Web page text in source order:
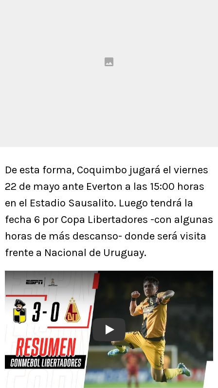
De esta forma, Coquimbo jugará el viernes
22 de mayo ante Everton a las 15:00 horas
en el Estadio Sausalito. Luego tendrá la
fecha 6 por Copa Libertadores -con algunas
horas de más descanso- donde será visita
frente a Nacional de Uruguay.
Play